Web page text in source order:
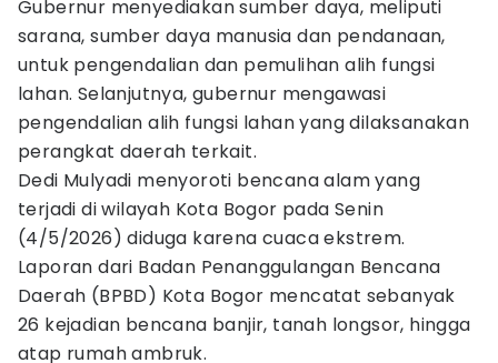
Gubernur menyediakan sumber daya, meliputi
sarana, sumber daya manusia dan pendanaan,
untuk pengendalian dan pemulihan alih fungsi
lahan. Selanjutnya, gubernur mengawasi
pengendalian alih fungsi lahan yang dilaksanakan
perangkat daerah terkait.
Dedi Mulyadi menyoroti bencana alam yang
terjadi di wilayah Kota Bogor pada Senin
(4/5/2026) diduga karena cuaca ekstrem.
Laporan dari Badan Penanggulangan Bencana
Daerah (BPBD) Kota Bogor mencatat sebanyak
26 kejadian bencana banjir, tanah longsor, hingga
atap rumah ambruk.